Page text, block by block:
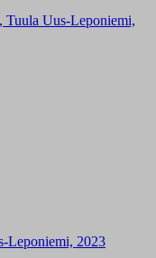
Tuula Uus-Leponiemi,
Leponiemi, 2023